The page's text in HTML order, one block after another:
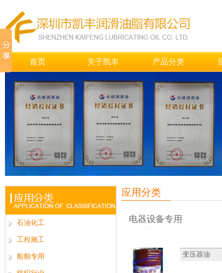
首页 关于凯丰 产品分类
石油化工
工程施工
船舶专用
应用分类
电器设备专用
变压器油